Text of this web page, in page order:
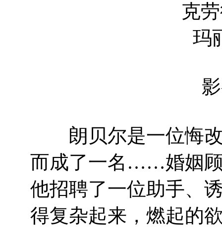
克劳德·佩
玛丽·瑞
朗贝尔是一位悔改
而成了一名……婚姻
他招聘了一位助手、
得复杂起来，燃起的